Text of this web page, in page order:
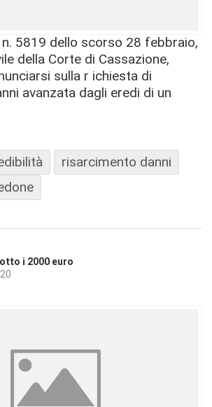
n. 5819 dello scorso 28 febbraio,
della Corte di Cassazione,
sulla r ichiesta di
avanzata dagli eredi di un
risarcimento danni
i 2000 euro